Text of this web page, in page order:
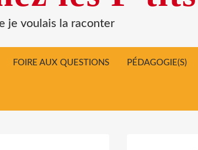
je voulais la raconter
FOIRE AUX QUESTIONS PÉDAGOGIE(S)